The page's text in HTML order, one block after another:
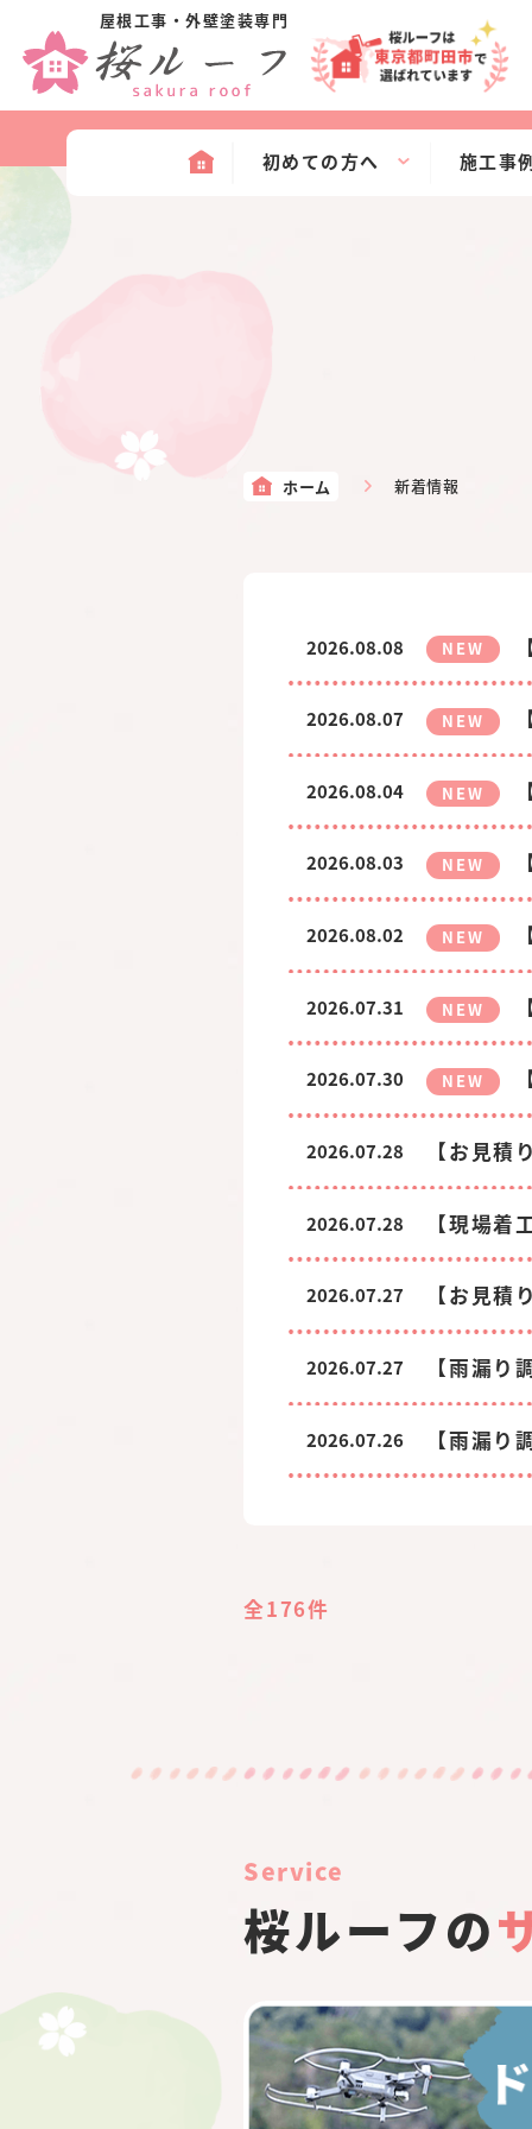
屋根工事・外壁塗装専門
初めての方へ 施工事
ホーム 新着情報
2026.08.08 NEW
2026.08.07 NEW
2026.08.04 NEW
2026.08.03 NEW
2026.08.02 NEW
2026.07.31 NEW
2026.07.30 NEW
2026.07.28 【お見
2026.07.28 【現場
2026.07.27 【お見
2026.07.27 【雨漏
2026.07.26 【雨漏
全176件
Service
桜ルーフの